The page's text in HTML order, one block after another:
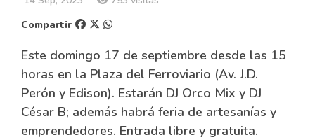
Compartir
Este domingo 17 de septiembre desde las 15
horas en la Plaza del Ferroviario (Av. J.D.
Perón y Edison). Estarán DJ Orco Mix y DJ
César B; además habrá feria de artesanías y
emprendedores. Entrada libre y gratuita.